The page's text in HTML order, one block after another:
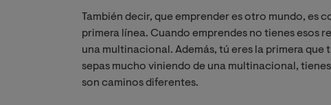
También decir, que emprender es otro mundo, es
primera línea. Cuando emprendes no tienes esos
una multinacional. Además, tú eres la primera que
sepas mucho viniendo de una multinacional,
son caminos diferentes.